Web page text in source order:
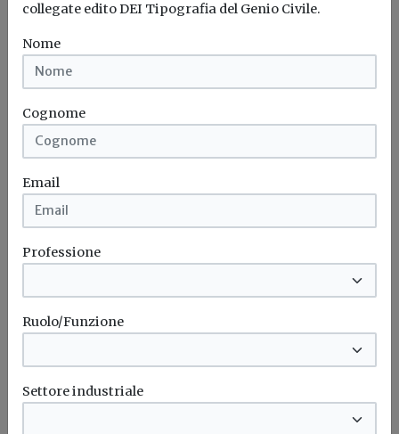
Ingegneri, si terrà il prossimo 4...
collegate edito DEI Tipografia del Genio Civile.
Nome
Cognome
Email
Professione
Ruolo/Funzione
Settore industriale